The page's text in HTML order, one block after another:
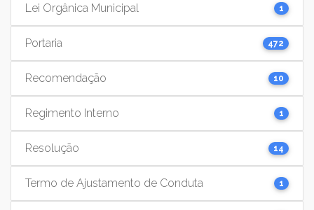
Lei Orgânica Municipal 1
Portaria 472
Recomendação 10
Regimento Interno 1
Resolução 14
Termo de Ajustamento de Conduta 1